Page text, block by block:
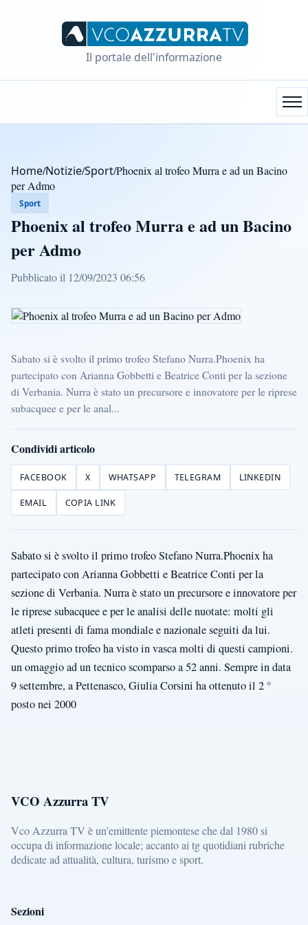
Il portale dell'informazione
Home/Notizie/Sport/Phoenix al trofeo Murra e ad un Bacino
per Admo
Sport
Phoenix al trofeo Murra e ad un Bacino
per Admo
Pubblicato il 12/09/2023 06:56
Sabato si è svolto il primo trofeo Stefano Nurra.Phoenix ha
partecipato con Arianna Gobbetti e Beatrice Conti per la sezione
di Verbania. Nurra è stato un precursore e innovatore per le riprese
subacquee e per le anal...
Condividi articolo
FACEBOOK X WHATSAPP TELEGRAM LINKEDIN
EMAIL COPIA LINK
Sabato si è svolto il primo trofeo Stefano Nurra.Phoenix ha
partecipato con Arianna Gobbetti e Beatrice Conti per la
sezione di Verbania. Nurra è stato un precursore e innovatore per
le riprese subacquee e per le analisi delle nuotate: molti gli
atleti presenti di fama mondiale e nazionale seguiti da lui.
Questo primo trofeo ha visto in vasca molti di questi campioni.
un omaggio ad un tecnico scomparso a 52 anni. Sempre in data
9 settembre, a Pettenasco, Giulia Corsini ha ottenuto il 2 °
posto nei 2000
VCO Azzurra TV
Vco Azzurra TV è un'emittente piemontese che dal 1980 si
occupa di informazione locale; accanto ai tg quotidiani rubriche
dedicate ad attualità, cultura, turismo e sport.
Sezioni